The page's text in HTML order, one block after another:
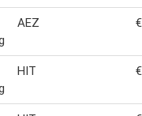
AEZ
HIT